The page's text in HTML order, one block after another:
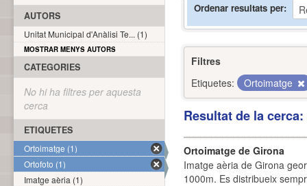
Ordenar resultats per
Filtres
Etiquetes:
Ortoimatge
Resultat de la
Ortoimatge de Girona
Imatge aèria de Girona
1000m. Es distribueix
AUTORS
Unitat Municipal d'Anàlisi Te... (1)
MOSTRAR MENYS AUTORS
CATEGORIES
No hi ha filtres per aquesta
cerca
ETIQUETES
Ortoimatge (1)
Ortofoto (1)
Imatge aèria (1)